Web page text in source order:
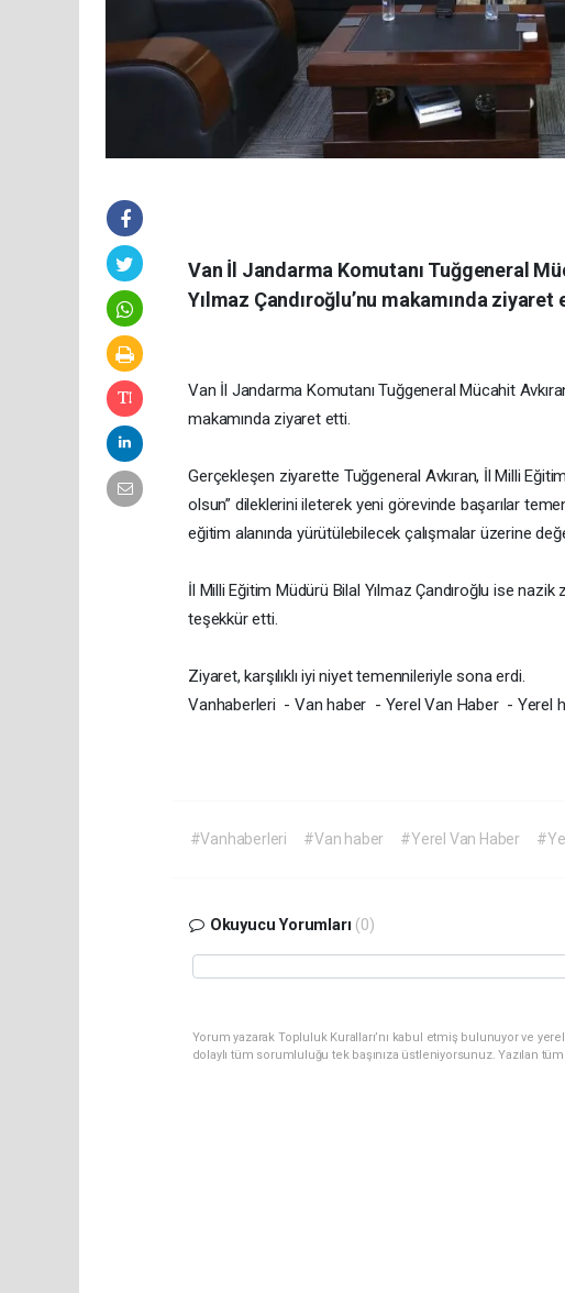
Van İl Jandarma Komutanı Tuğgeneral
Yılmaz Çandıroğlu’nu makamında ziyaret
Van İl Jandarma Komutanı Tuğgeneral Mücahit
makamında ziyaret etti.
Gerçekleşen ziyarette Tuğgeneral Avkıran, İl Milli
olsun” dileklerini ileterek yeni görevinde başarılar
eğitim alanında yürütülebilecek çalışmalar üzerine
İl Milli Eğitim Müdürü Bilal Yılmaz Çandıroğlu ise
teşekkür etti.
Ziyaret, karşılıklı iyi niyet temennileriyle sona erdi.
Vanhaberleri - Van haber - Yerel Van Haber - Yerel
#Vanhaberleri #Van haber #Yerel Van Haber
Okuyucu Yorumları (0)
Yorum yazarak Topluluk Kuralları’nı kabul etmiş bulunuyor ve
dolaylı tüm sorumluluğu tek başınıza üstleniyorsunuz. Yazılan